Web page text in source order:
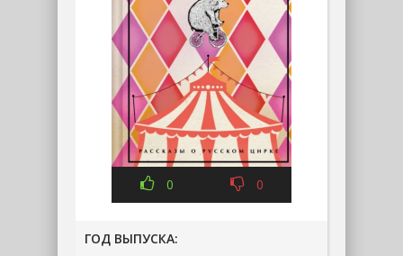
0 0
ГОД ВЫПУСКА: